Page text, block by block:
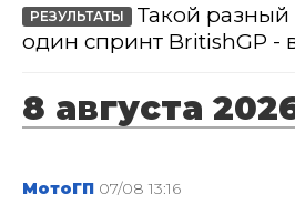
РЕЗУЛЬТАТЫ
Такой разный
один спринт BritishGP -
8 августа
МотоГП 07/08 13:16